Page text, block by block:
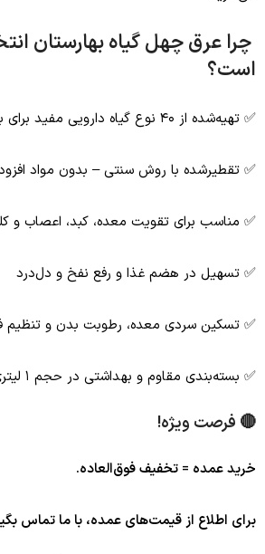
چرا عرق چهل گیاه بهارستان
است؟
✅ تهیه‌شده از ۴۰ نوع گیاه دارویی مفید برای بدن
✅ تقطیرشده با روش سنتی – بدون مواد
✅ مناسب برای تقویت معده، کبد، اعصاب و
✅ تسهیل در هضم غذا و رفع نفخ و دل‌درد
✅ تسکین سردی معده، رطوبت بدن و تنظیم
✅ بسته‌بندی مقاوم و بهداشتی در حجم ۱ لیتری
🔴 فرصت ویژه!
خرید عمده = تخفیف فوق‌العاده.
برای اطلاع از قیمت‌های عمده، با ما تماس